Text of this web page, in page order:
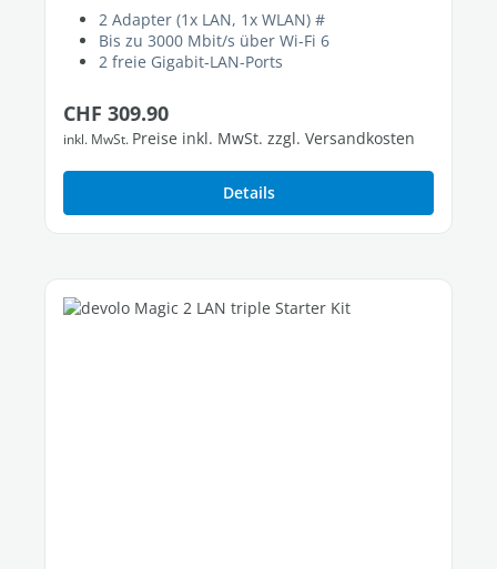
2 Adapter (1x LAN, 1x WLAN) #
Bis zu 3000 Mbit/s über Wi-Fi 6
2 freie Gigabit-LAN-Ports
Regulärer Preis:
CHF 309.90
inkl. MwSt. Preise inkl. MwSt. zzgl. Versandkosten
Details